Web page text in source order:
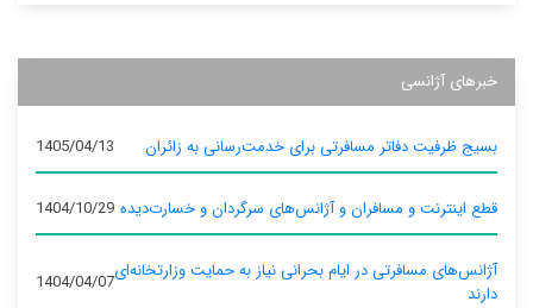
خبرهای آژانسی
بسیج ظرفیت دفاتر مسافرتی برای خدمت‌رسانی به زائران 1405/04/13
قطع اینترنت و مسافران و آژانس‌های سرگردان و خسارت‌دیده 1404/10/29
آژانس‌های مسافرتی در ایام بحرانی نیاز به حمایت وزارتخانه‌ای
دارند
1404/04/07